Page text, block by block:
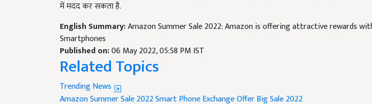
Smartphones
Published on:
Related Topics
Trending News
Amazon Summer Sale 2022